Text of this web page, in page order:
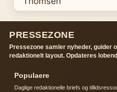
PRESSEZONE
Pressezone samler nyheder, guider
redaktionelt layout. Opdateres
Populaere
Daglige redaktionelle briefs og